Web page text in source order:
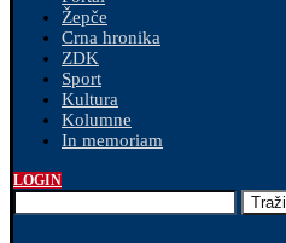
Žepče
Crna hronika
ZDK
Sport
Kultura
Kolumne
In memoriam
LOGIN
Traži